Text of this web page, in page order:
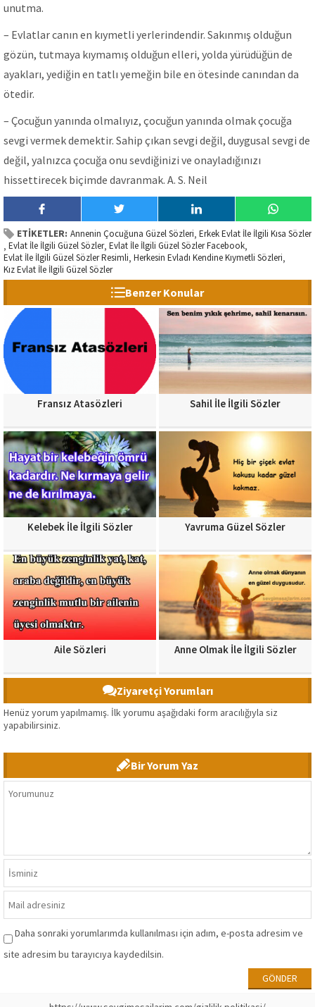
unutma.
– Evlatlar canın en kıymetli yerlerindendir. Sakınmış olduğun
gözün, tutmaya kıymamış olduğun elleri, yolda yürüdüğün de
ayakları, yediğin en tatlı yemeğin bile en ötesinde canından da
ötedir.
– Çocuğun yanında olmalıyız, çocuğun yanında olmak çocuğa
sevgi vermek demektir. Sahip çıkan sevgi değil, duygusal sevgi de
değil, yalnızca çocuğa onu sevdiğinizi ve onayladığınızı
hissettirecek biçimde davranmak. A. S. Neil
ETİKETLER: Annenin Çocuğuna Güzel Sözleri, Erkek Evlat İle İlgili Kısa Sözler
, Evlat İle İlgili Güzel Sözler, Evlat İle İlgili Güzel Sözler Facebook,
Evlat İle İlgili Güzel Sözler Resimli, Herkesin Evladı Kendine Kıymetli Sözleri,
Kız Evlat İle İlgili Güzel Sözler
Benzer Konular
Fransız Atasözleri Sahil İle İlgili Sözler
Kelebek İle İlgili Sözler Yavruma Güzel Sözler
Aile Sözleri Anne Olmak İle İlgili Sözler
Ziyaretçi Yorumları
Henüz yorum yapılmamış. İlk yorumu aşağıdaki form aracılığıyla siz
yapabilirsiniz.
Bir Yorum Yaz
Daha sonraki yorumlarımda kullanılması için adım, e-posta adresim ve
site adresim bu tarayıcıya kaydedilsin.